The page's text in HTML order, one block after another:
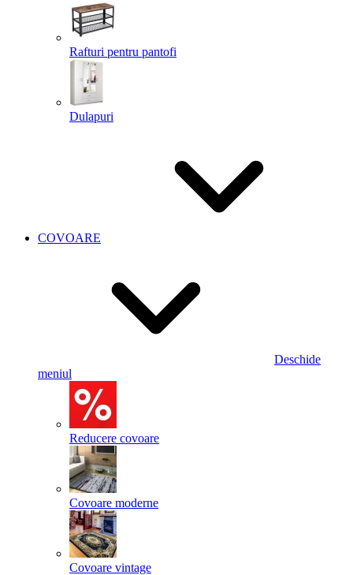
Rafturi pentru pantofi
Dulapuri
COVOARE
Deschide
meniul
Reducere covoare
Covoare moderne
Covoare vintage